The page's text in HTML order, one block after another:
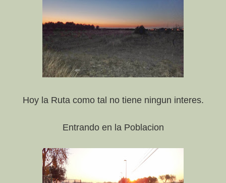
Hoy la Ruta como tal no tiene ningun interes.
Entrando en la Poblacion